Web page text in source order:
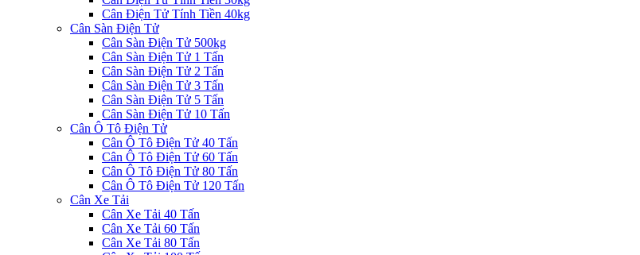
Cân Điện Tử Tính Tiền 40kg
Cân Sàn Điện Tử
Cân Sàn Điện Tử 500kg
Cân Sàn Điện Tử 1 Tấn
Cân Sàn Điện Tử 2 Tấn
Cân Sàn Điện Tử 3 Tấn
Cân Sàn Điện Tử 5 Tấn
Cân Sàn Điện Tử 10 Tấn
Cân Ô Tô Điện Tử
Cân Ô Tô Điện Tử 40 Tấn
Cân Ô Tô Điện Tử 60 Tấn
Cân Ô Tô Điện Tử 80 Tấn
Cân Ô Tô Điện Tử 120 Tấn
Cân Xe Tải
Cân Xe Tải 40 Tấn
Cân Xe Tải 60 Tấn
Cân Xe Tải 80 Tấn